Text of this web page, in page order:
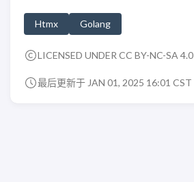
Htmx Golang
LICENSED UNDER CC BY-NC-SA 4.0
最后更新于 JAN 01, 2025 16:01 CST